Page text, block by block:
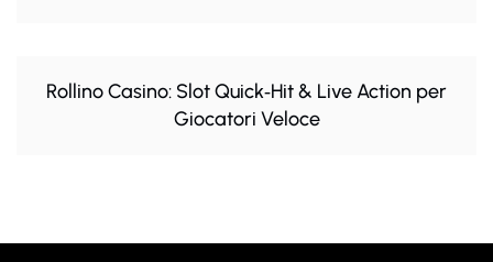
Rollino Casino: Slot Quick‑Hit & Live Action per
Giocatori Veloce